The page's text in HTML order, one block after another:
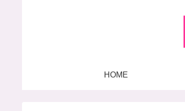
HOME